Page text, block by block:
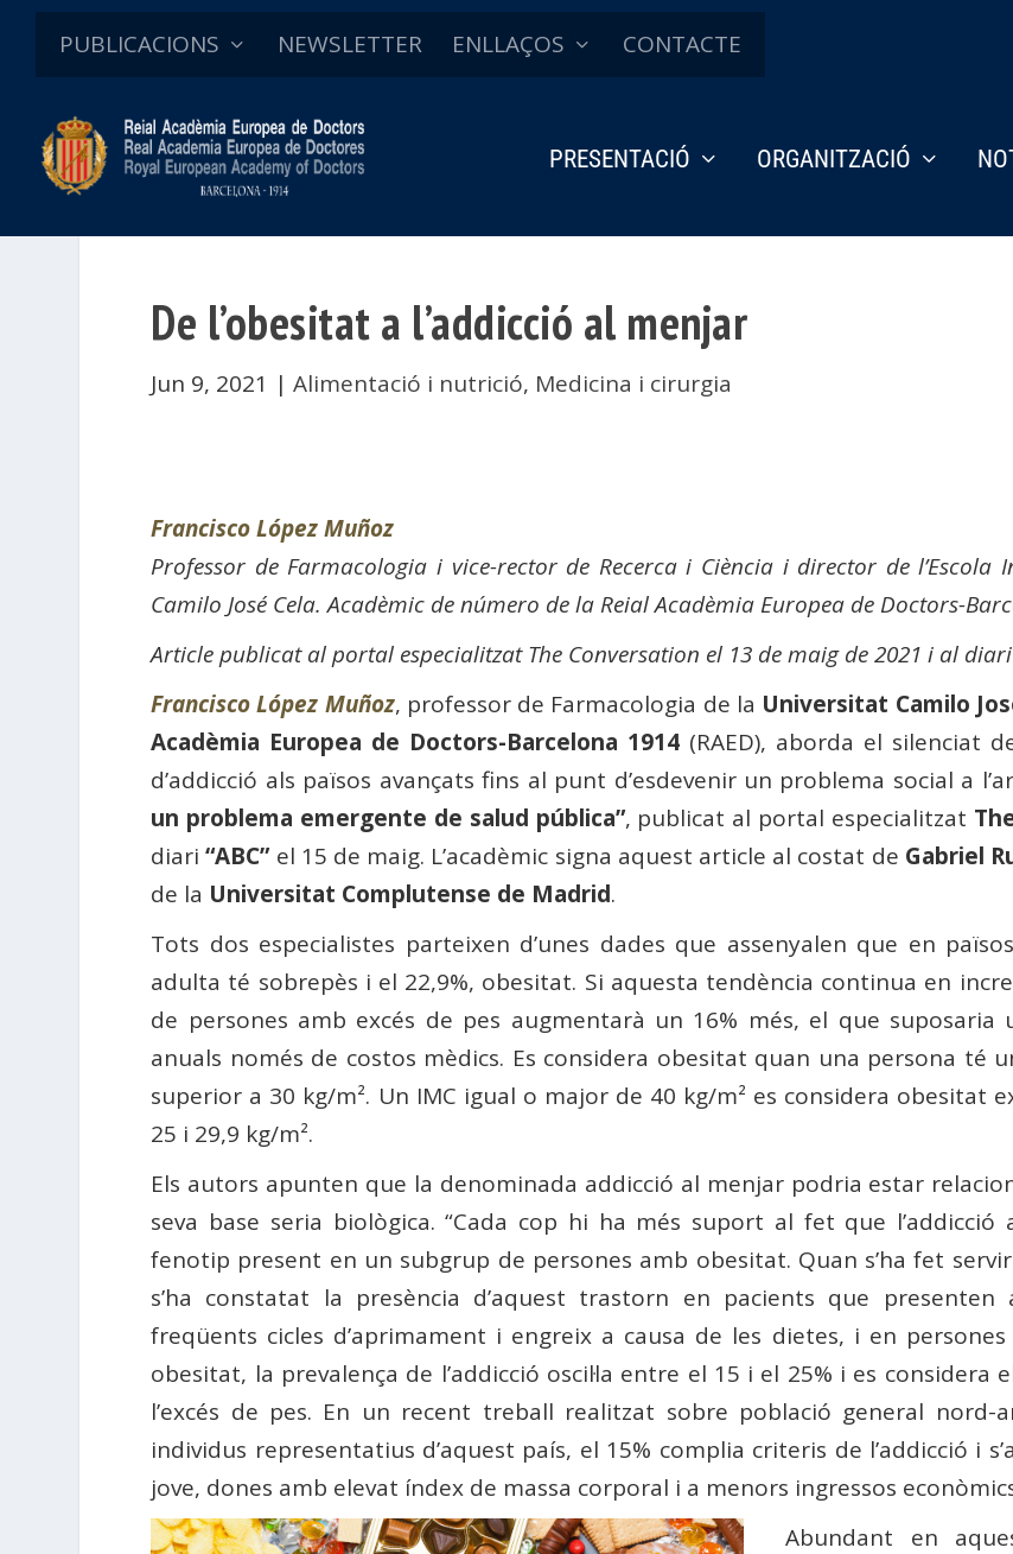
PUBLICACIONS NEWSLETTER ENLLAÇOS CONTACTE
PRESENTACIÓ ORGANITZACIÓ
De l’obesitat a l’addicció al menjar
Jun 9, 2021 |Alimentació i nutrició, Medicina i cirurgia
Francisco López Muñoz
Professor de Farmacologia i vice-rector de Recerca i Ciència i director de
Camilo José Cela. Acadèmic de número de la Reial Acadèmia Europea de Doctors-
Article publicat al portal especialitzat The Conversation el 13 de maig de 2021 i al diari
Francisco López Muñoz, professor de Farmacologia de la Universitat Camilo
Acadèmia Europea de Doctors-Barcelona 1914 (RAED), aborda el silenciat
d’addicció als països avançats fins al punt d’esdevenir un problema social a
un problema emergente de salud pública”, publicat al portal especialitzat
diari“ABC”el 15 de maig. L’acadèmic signa aquest article al costat de Gabriel
de la Universitat Complutense de Madrid.
Tots dos especialistes parteixen d’unes dades que assenyalen que en
adulta té sobrepès i el 22,9%, obesitat. Si aquesta tendència continua en
de persones amb excés de pes augmentarà un 16% més, el que suposaria
anuals només de costos mèdics. Es considera obesitat quan una persona té
superior a 30 kg/m². Un IMC igual o major de 40 kg/m² es considera obesitat
25 i 29,9 kg/m².
Els autors apunten que la denominada addicció al menjar podria estar
seva base seria biològica. “Cada cop hi ha més suport al fet que
fenotip present en un subgrup de persones amb obesitat. Quan s’ha fet servir
s’ha constatat la presència d’aquest trastorn en pacients que
freqüents cicles d’aprimament i engreix a causa de les dietes, i en
obesitat, la prevalença de l’addicció oscil·la entre el 15 i el 25% i es
l’excés de pes. En un recent treball realitzat sobre població general nord-
individus representatius d’aquest país, el 15% complia criteris de l’addicció i
jove, dones amb elevat índex de massa corporal i a menors ingressos
Abundant en